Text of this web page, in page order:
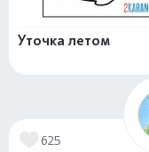
Уточка летом
625